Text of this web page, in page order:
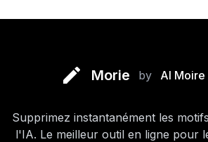
Morie by AI Moire
Supprimez instantanément les
l'IA. Le meilleur outil en ligne pour